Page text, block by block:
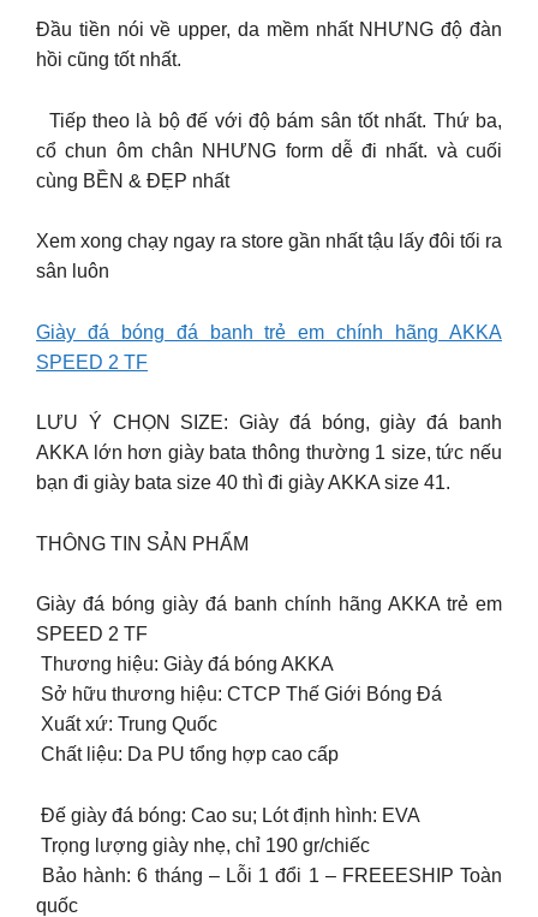
Đầu tiền nói về upper, da mềm nhất NHƯNG độ đàn
hồi cũng tốt nhất.
Tiếp theo là bộ đế với độ bám sân tốt nhất. Thứ ba,
cổ chun ôm chân NHƯNG form dễ đi nhất. và cuối
cùng BỀN & ĐẸP nhất
Xem xong chạy ngay ra store gần nhất tậu lấy đôi tối ra
sân luôn
Giày đá bóng đá banh trẻ em chính hãng AKKA
SPEED 2 TF
LƯU Ý CHỌN SIZE: Giày đá bóng, giày đá banh
AKKA lớn hơn giày bata thông thường 1 size, tức nếu
bạn đi giày bata size 40 thì đi giày AKKA size 41.
THÔNG TIN SẢN PHẨM
Giày đá bóng giày đá banh chính hãng AKKA trẻ em
SPEED 2 TF
️ Thương hiệu: Giày đá bóng AKKA
️ Sở hữu thương hiệu: CTCP Thế Giới Bóng Đá
️ Xuất xứ: Trung Quốc
️ Chất liệu: Da PU tổng hợp cao cấp
️ Đế giày đá bóng: Cao su; Lót định hình: EVA
️ Trọng lượng giày nhẹ, chỉ 190 gr/chiếc
️ Bảo hành: 6 tháng – Lỗi 1 đổi 1 – FREEESHIP Toàn
quốc